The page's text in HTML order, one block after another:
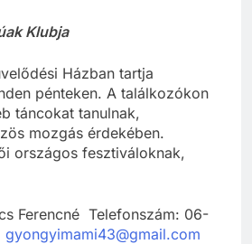
Klubja
Házban tartja
pénteken. A találkozókon
táncokat tanulnak,
mozgás érdekében.
országos fesztiváloknak,
Ferencné Telefonszám: 06-
gyongyimami43@gmail.com